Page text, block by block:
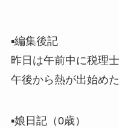
▪️編集後記
昨日は午前中に税理
午後から熱が出始め
▪️娘日記（0歳）